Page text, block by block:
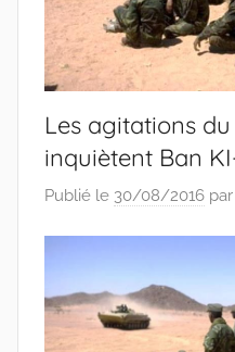
Les agitations
inquiètent Ban
Publié le 30/08/2016 par